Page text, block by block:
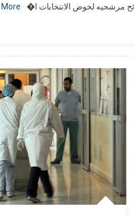
مرشحيه لخوض الانتخابات ا�